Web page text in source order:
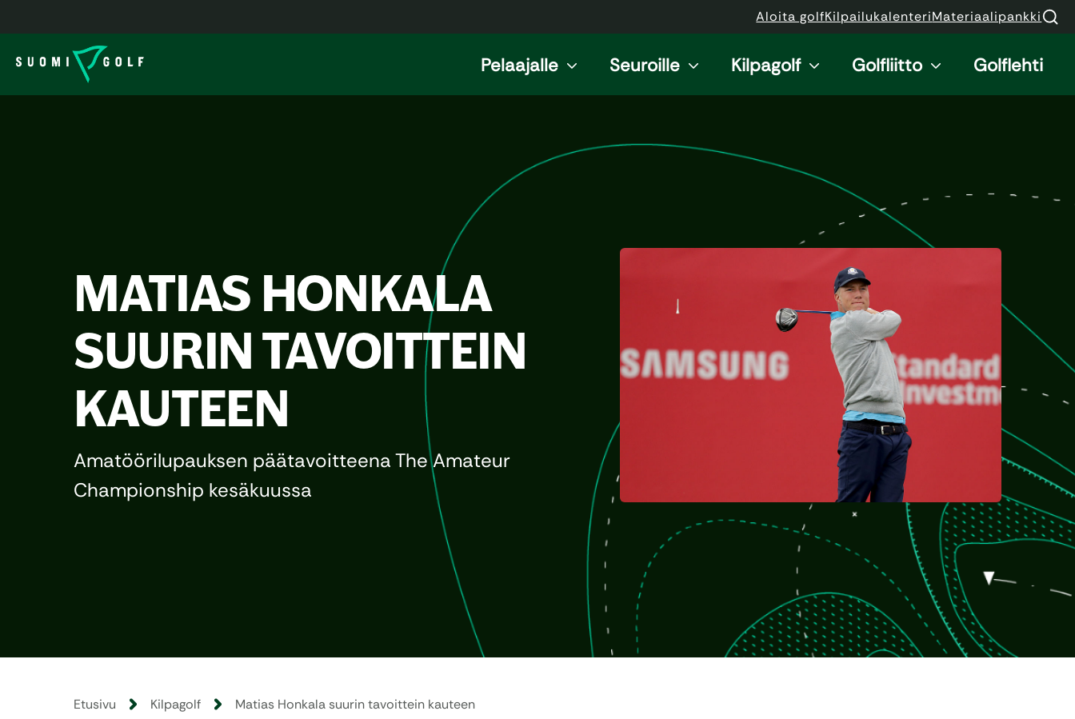
Aloita golfKilpailukalenteriMateriaalipankki
Pelaajalle Seuroille Kilpagolf Golfliitto Golflehti
MATIAS HONKALA
SUURIN TAVOITTEIN
KAUTEEN
Amatöörilupauksen päätavoitteena The Amateur
Championship kesäkuussa
Etusivu Kilpagolf Matias Honkala suurin tavoittein kauteen